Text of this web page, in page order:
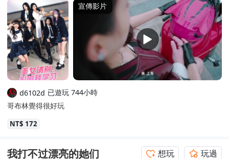
宣傳影片
d6102d 已遊玩 744小時
哥布林覺得很好玩
NT$ 172
我打不过漂亮的她们 想玩 玩過